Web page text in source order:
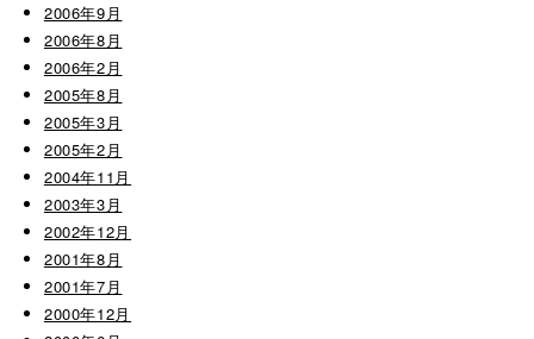
2006年9月
2006年8月
2006年2月
2005年8月
2005年3月
2005年2月
2004年11月
2003年3月
2002年12月
2001年8月
2001年7月
2000年12月